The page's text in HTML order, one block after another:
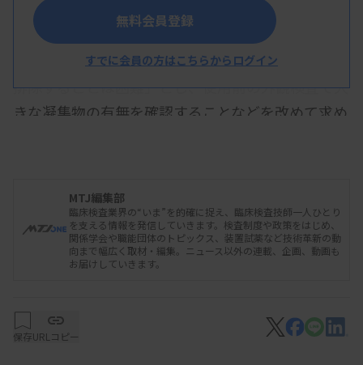
サイトに掲載し、医療機関に注意を呼びかけた（医
療機関への情報媒体の配布も予定）。「細菌スクリ
ーニングを実施しても、細菌混入のリスクを完全に
排除することは困難」とし、使用前の外観検査で大
きな凝集物の有無を確認することなどを改めて求め
降にサンプリングし培養検査、24時間後に判定）陰
性で、外観にも異常はなかったが、採血5日目に血
液センターで製剤内に親指大の凝集物が見つかり、
後の検査で黄色ブドウ球菌が同定された。
日赤によると、黄色ブドウ球菌は血漿凝固作用をも
つコアグラーゼを産生するため、血小板製剤に混入
無料会員登録
すでに会員の方はこちらからログイン
MTJ編集部
臨床検査業界の“いま”を的確に捉え、臨床検査技師一人ひとり
を支える情報を発信していきます。検査制度や政策をはじめ、
関係学会や職能団体のトピックス、装置試薬など技術革新の動
向まで幅広く取材・編集。ニュース以外の連載、企画、動画も
お届けしていきます。
保存URLコピー